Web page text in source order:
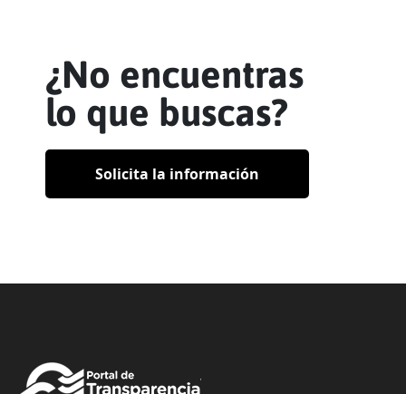
¿No encuentras
lo que buscas?
Solicita la información